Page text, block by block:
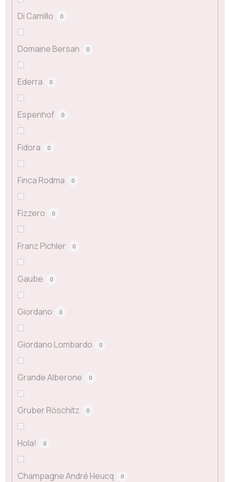
Di Camillo 0
Domaine Bersan 0
Ederra 0
Espenhof 0
Fidora 0
Finca Rodma 0
Fizzero 0
Franz Pichler 0
Gaube 0
Giordano 0
Giordano Lombardo 0
Grande Alberone 0
Gruber Röschitz 0
Hola! 0
Champagne André Heucq 0